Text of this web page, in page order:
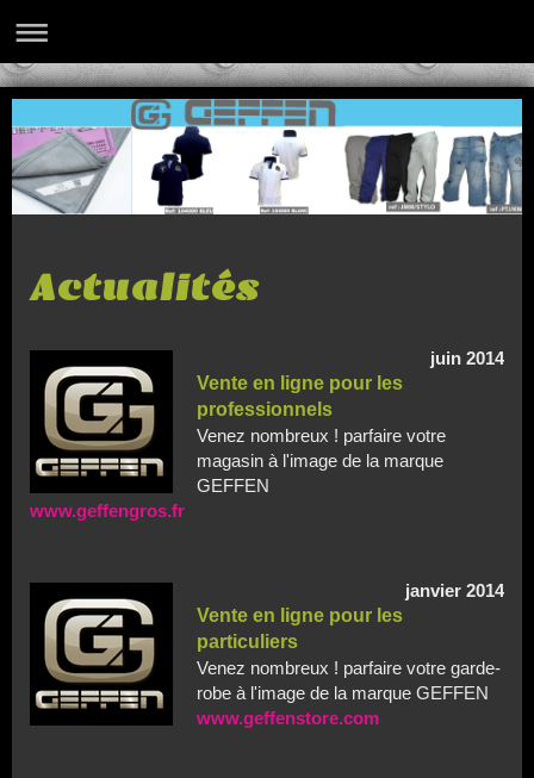
Actualités
juin 2014
Vente en ligne pour les
professionnels
Venez nombreux ! parfaire votre
magasin à l'image de la marque
GEFFEN
www.geffengros.fr
janvier 2014
Vente en ligne pour les
particuliers
Venez nombreux ! parfaire votre garde-
robe à l'image de la marque GEFFEN
www.geffenstore.com